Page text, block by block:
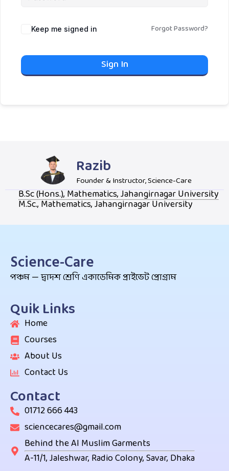
Keep me signed in Forgot Password?
Sign In
Razib
Founder & Instructor, Science-Care
B.Sc (Hons.), Mathematics, Jahangirnagar University
M.Sc., Mathematics, Jahangirnagar University
Science-Care
পঞ্চম — দ্বাদশ শ্রেণি একাডেমিক প্রাইভেট প্রোগ্রাম
Quik Links
Home
Courses
About Us
Contact Us
Contact
01712 666 443
sciencecares@gmail.com
Behind the Al Muslim Garments
A-11/1, Jaleshwar, Radio Colony, Savar, Dhaka